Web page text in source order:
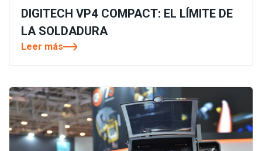
DIGITECH VP4 COMPACT: EL LÍMITE DE
LA SOLDADURA
Leer más